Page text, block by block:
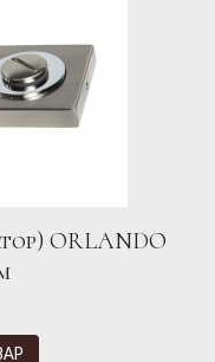
ORLANDO